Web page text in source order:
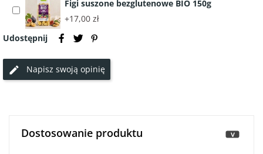
bazylią
125g
-
mortadela
BIO
plastry
100g
Select
accessory
Figi
bezglutenowe
BIO
150g
Figi suszone bezglutenowe BIO 150g
+17,00 zł
Udostępnij
Napisz swoją opinię
Dostosowanie produktu >